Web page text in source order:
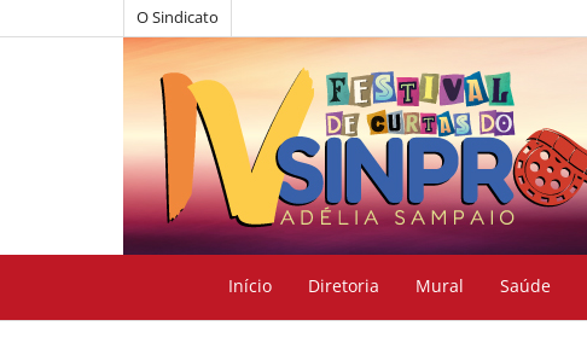
O Sindicato
Início Diretoria Mural Saúde